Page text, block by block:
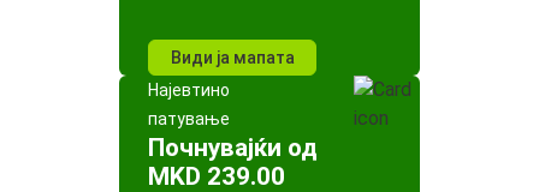
Види ја мапата
Најевтино
патување
Почнувајќи од
MKD 239.00